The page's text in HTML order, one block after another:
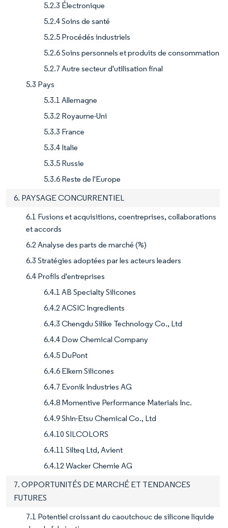
5.2.3 Électronique
5.2.4 Soins de santé
5.2.5 Procédés industriels
5.2.6 Soins personnels et produits de consommation
5.2.7 Autre secteur d'utilisation final
5.3 Pays
5.3.1 Allemagne
5.3.2 Royaume-Uni
5.3.3 France
5.3.4 Italie
5.3.5 Russie
5.3.6 Reste de l'Europe
6. PAYSAGE CONCURRENTIEL
6.1 Fusions et acquisitions, coentreprises, collaborations
et accords
6.2 Analyse des parts de marché (%)
6.3 Stratégies adoptées par les acteurs leaders
6.4 Profils d'entreprises
6.4.1 AB Specialty Silicones
6.4.2 ACSIC Ingredients
6.4.3 Chengdu Silike Technology Co., Ltd
6.4.4 Dow Chemical Company
6.4.5 DuPont
6.4.6 Elkem Silicones
6.4.7 Evonik Industries AG
6.4.8 Momentive Performance Materials Inc.
6.4.9 Shin-Etsu Chemical Co., Ltd
6.4.10 SILCOLORS
6.4.11 Silteq Ltd, Avient
6.4.12 Wacker Chemie AG
7. OPPORTUNITÉS DE MARCHÉ ET TENDANCES
FUTURES
7.1 Potentiel croissant du caoutchouc de silicone liquide